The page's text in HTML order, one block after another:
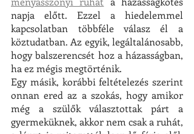
napja előtt. Ezzel a hiedelemmel
kapcsolatban többféle válasz él a
köztudatban. Az egyik, legáltalánosabb,
hogy balszerencsét hoz a házasságban,
ha ez mégis megtörténik.
Egy másik, korábbi feltételezés szerint
onnan ered az a szokás, hogy amikor
még a szülők választottak párt a
gyermeküknek, akkor nem csak a ruhát,